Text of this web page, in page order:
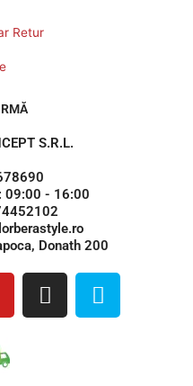
Retur
S.R.L.
09:00 - 16:00
Donath 200
I
n
S
k